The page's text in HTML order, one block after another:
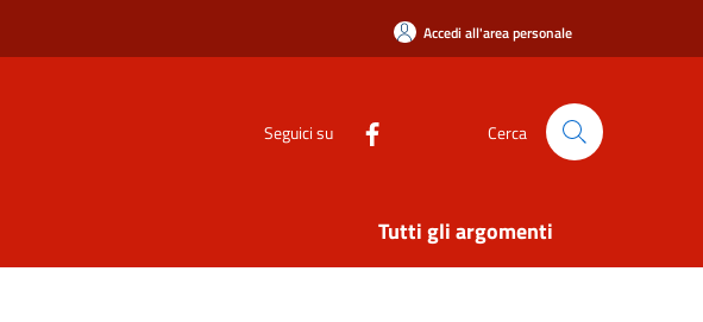
Accedi all'area personale
Seguici su Cerca
Tutti gli argomenti